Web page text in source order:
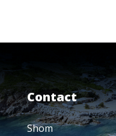
Contact
Shom